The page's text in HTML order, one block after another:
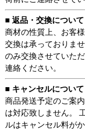
■ 返品・交換について
商材の性質上、お客
交換は承っておりま
のみ交換させていた
連絡ください。
■ キャンセルについて
商品発送予定のご案
は対応致しません。
ルはキャンセル料がか